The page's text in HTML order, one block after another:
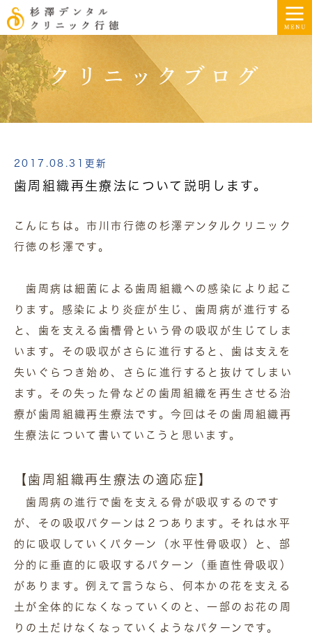
クリニックブログ
2017.08.31更新
歯周組織再生療法について説明します。
こんにちは。市川市行徳の杉澤デンタルクリニック
行徳の杉澤です。
歯周病は細菌による歯周組織への感染により起こ
ります。感染により炎症が生じ、歯周病が進行する
と、歯を支える歯槽骨という骨の吸収が生じてしま
います。その吸収がさらに進行すると、歯は支えを
失いぐらつき始め、さらに進行すると抜けてしまい
ます。その失った骨などの歯周組織を再生させる治
療が歯周組織再生療法です。今回はその歯周組織再
生療法について書いていこうと思います。
【歯周組織再生療法の適応症】
歯周病の進行で歯を支える骨が吸収するのです
が、その吸収パターンは２つあります。それは水平
的に吸収していくパターン（水平性骨吸収）と、部
分的に垂直的に吸収するパターン（垂直性骨吸収）
があります。例えて言うなら、何本かの花を支える
土が全体的になくなっていくのと、一部のお花の周
りの土だけなくなっていくようなパターンです。